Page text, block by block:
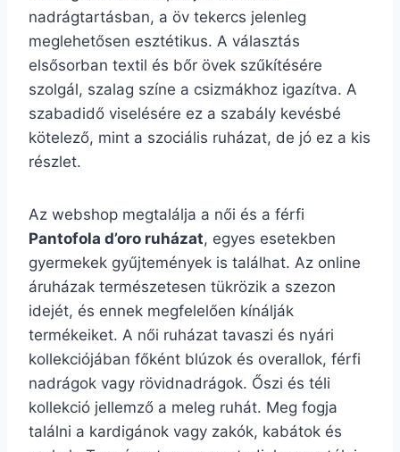
nadrágtartásban, a öv tekercs jelenleg
meglehetősen esztétikus. A választás
elsősorban textil és bőr övek szűkítésére
szolgál, szalag színe a csizmákhoz igazítva. A
szabadidő viselésére ez a szabály kevésbé
kötelező, mint a szociális ruházat, de jó ez a kis
részlet.
Az webshop megtalálja a női és a férfi
Pantofola d’oro ruházat, egyes esetekben
gyermekek gyűjtemények is találhat. Az online
áruházak természetesen tükrözik a szezon
idejét, és ennek megfelelően kínálják
termékeiket. A női ruházat tavaszi és nyári
kollekciójában főként blúzok és overallok, férfi
nadrágok vagy rövidnadrágok. Őszi és téli
kollekció jellemző a meleg ruhát. Meg fogja
találni a kardigánok vagy zakók, kabátok és